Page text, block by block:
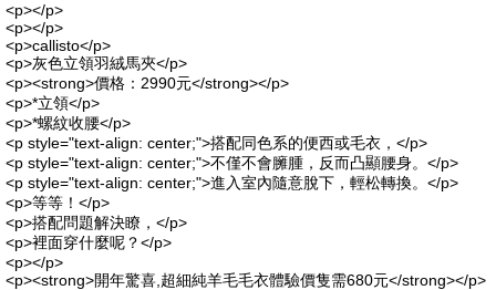
<p></p>
<p></p>
<p>callisto</p>
<p>灰色立領羽絨馬夾</p>
<p><strong>價格：2990元</strong></p>
<p>*立領</p>
<p>*螺紋收腰</p>
<p style="text-align: center;">搭配同色系的便西或毛衣，</p>
<p style="text-align: center;">不僅不會臃腫，反而凸顯腰身。</p>
<p style="text-align: center;">進入室內隨意脫下，輕松轉換。</p>
<p>等等！</p>
<p>搭配問題解決瞭，</p>
<p>裡面穿什麼呢？</p>
<p></p>
<p><strong>開年驚喜,超細純羊毛毛衣體驗價隻需680元</strong></p>